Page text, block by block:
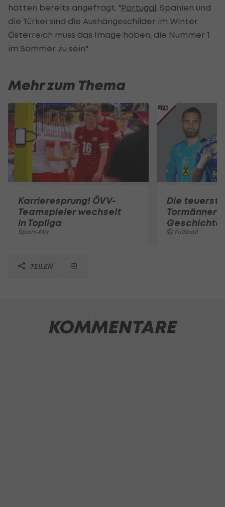
hätten bereits angefragt. "Portugal , Spanien und
die Türkei sind die Aushängeschilder im Winter.
Österreich muss das Image haben, die Nummer 1
im Sommer zu sein."
Mehr zum Thema
Karrieresprung! ÖVV-
Teamspieler wechselt
in Topliga
Sport-Mix
Die
Tormänner
Geschichte
Fußball
TEILEN
KOMMENTARE